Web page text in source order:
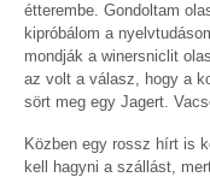
étterembe. Gondoltam
kipróbálom a
mondják a winersniclit
az volt a válasz, hogy a
sört meg egy Jagert.
Közben egy rossz hírt is
kell hagyni a szállást,